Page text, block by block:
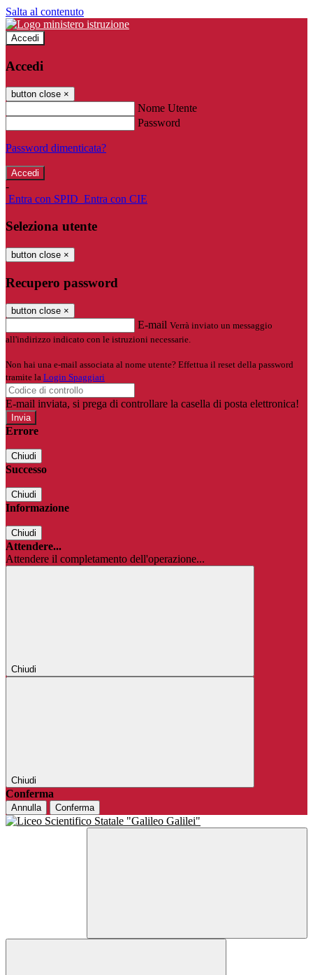
Salta al contenuto
Accedi
Accedi
button close ×
Nome Utente
Password
Password dimenticata?
-
Entra con SPID Entra con CIE
Seleziona utente
button close ×
Recupero password
button close ×
E-mail Verrà inviato un messaggio
all'indirizzo indicato con le istruzioni necessarie.
Non hai una e-mail associata al nome utente? Effettua il reset della password
tramite la Login Spaggiari
E-mail inviata, si prega di controllare la casella di posta elettronica!
Errore
Chiudi
Successo
Chiudi
Informazione
Chiudi
Attendere...
Attendere il completamento dell'operazione...
Chiudi
Chiudi
Conferma
Annulla Conferma